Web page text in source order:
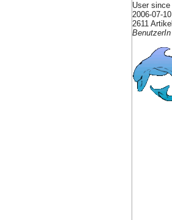
User since
2006-07-10
2611 Artikel
BenutzerIn